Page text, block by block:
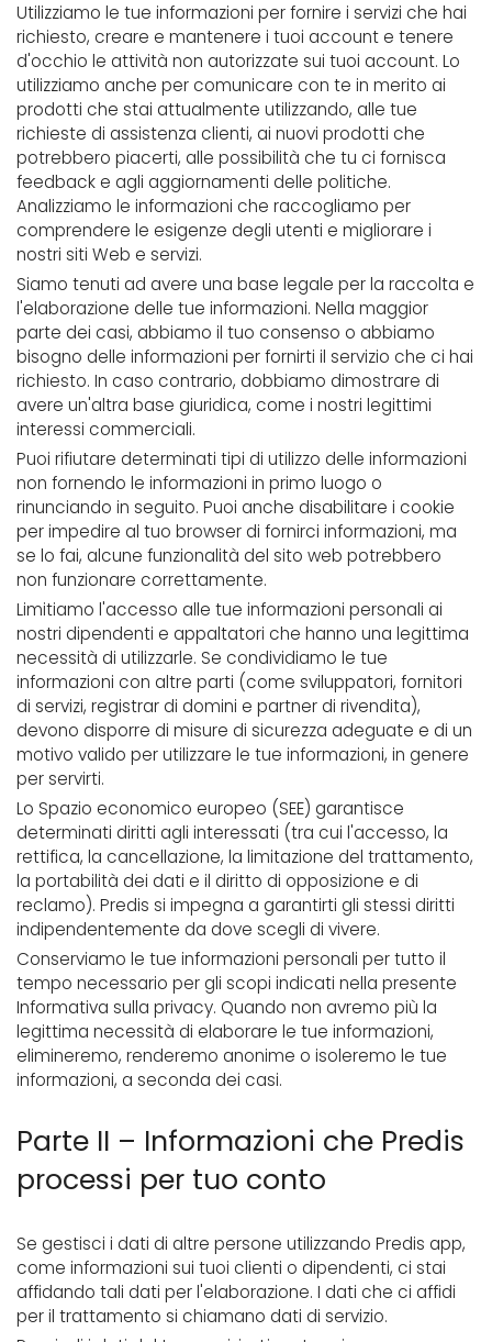
Utilizziamo le tue informazioni per fornire i servizi che hai
richiesto, creare e mantenere i tuoi account e tenere
d'occhio le attività non autorizzate sui tuoi account. Lo
utilizziamo anche per comunicare con te in merito ai
prodotti che stai attualmente utilizzando, alle tue
richieste di assistenza clienti, ai nuovi prodotti che
potrebbero piacerti, alle possibilità che tu ci fornisca
feedback e agli aggiornamenti delle politiche.
Analizziamo le informazioni che raccogliamo per
comprendere le esigenze degli utenti e migliorare i
nostri siti Web e servizi.
Siamo tenuti ad avere una base legale per la raccolta e
l'elaborazione delle tue informazioni. Nella maggior
parte dei casi, abbiamo il tuo consenso o abbiamo
bisogno delle informazioni per fornirti il ​​servizio che ci hai
richiesto. In caso contrario, dobbiamo dimostrare di
avere un'altra base giuridica, come i nostri legittimi
interessi commerciali.
Puoi rifiutare determinati tipi di utilizzo delle informazioni
non fornendo le informazioni in primo luogo o
rinunciando in seguito. Puoi anche disabilitare i cookie
per impedire al tuo browser di fornirci informazioni, ma
se lo fai, alcune funzionalità del sito web potrebbero
non funzionare correttamente.
Limitiamo l'accesso alle tue informazioni personali ai
nostri dipendenti e appaltatori che hanno una legittima
necessità di utilizzarle. Se condividiamo le tue
informazioni con altre parti (come sviluppatori, fornitori
di servizi, registrar di domini e partner di rivendita),
devono disporre di misure di sicurezza adeguate e di un
motivo valido per utilizzare le tue informazioni, in genere
per servirti.
Lo Spazio economico europeo (SEE) garantisce
determinati diritti agli interessati (tra cui l'accesso, la
rettifica, la cancellazione, la limitazione del trattamento,
la portabilità dei dati e il diritto di opposizione e di
reclamo). Predis si impegna a garantirti gli stessi diritti
indipendentemente da dove scegli di vivere.
Conserviamo le tue informazioni personali per tutto il
tempo necessario per gli scopi indicati nella presente
Informativa sulla privacy. Quando non avremo più la
legittima necessità di elaborare le tue informazioni,
elimineremo, renderemo anonime o isoleremo le tue
informazioni, a seconda dei casi.
Parte II – Informazioni che Predis
processi per tuo conto
Se gestisci i dati di altre persone utilizzando Predis app,
come informazioni sui tuoi clienti o dipendenti, ci stai
affidando tali dati per l'elaborazione. I dati che ci affidi
per il trattamento si chiamano dati di servizio.